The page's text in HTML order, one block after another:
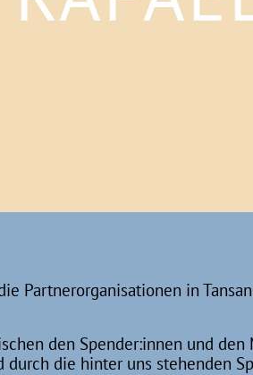
Partnerorganisationen in
den Spender:innen und
die hinter uns stehenden